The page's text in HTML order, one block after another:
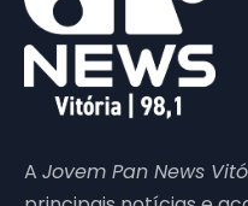
A Jovem Pan News